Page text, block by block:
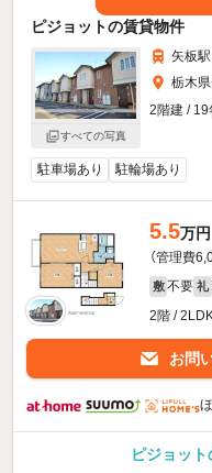
ピジョットの賃貸物件
すべての写真
矢板
栃木
2階建 / 19
駐車場あり 駐輪場あり
5.5万円
（管理費
敷 不要 礼
2階 /
お問
ピジョッ